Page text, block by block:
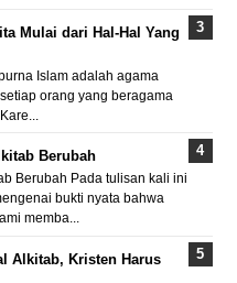
Mulai dari Hal-Hal Yang
Islam adalah agama
orang yang beragama
Berubah
Berubah Pada tulisan kali ini
bukti nyata bahwa
memba...
Alkitab, Kristen Harus